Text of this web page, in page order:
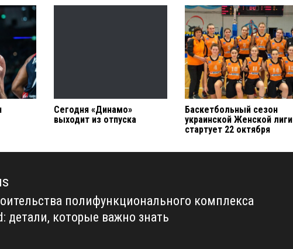
Сегодня «Динамо»
выходит из отпуска
Баскетбольный сезон
украинской Женской лиги
стартует 22 октября
полифункционального комплекса
детали, которые важно знать